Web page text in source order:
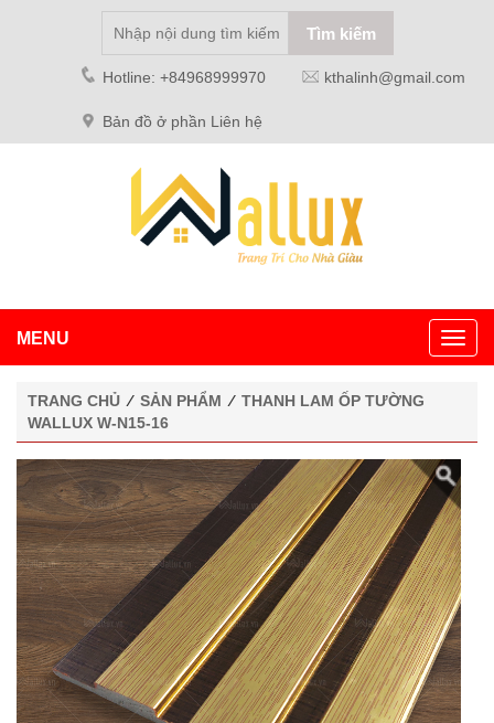
Hotline: +84968999970 kthalinh@gmail.com
Bản đồ ở phần Liên hệ
MENU
TRANG CHỦ ⁄ SẢN PHẨM ⁄ THANH LAM ỐP TƯỜNG
WALLUX W-N15-16